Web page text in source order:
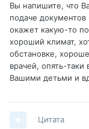
Вы напишите, что
подаче
окажет какую-то
хороший климат,
обстановке,
врачей, опять-таки
Вашими детьми и
Цитата